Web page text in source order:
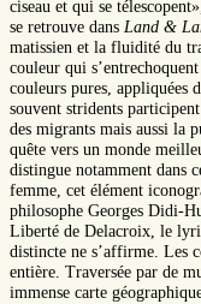
ciseau et qui se
se retrouve dans Land &
matissien et la fluidité du
couleur qui
couleurs pures, appliquées
souvent stridents
des migrants mais aussi la
quête vers un monde
distingue notamment dans
femme, cet élément
philosophe Georges Didi-
Liberté de Delacroix, le
distincte ne s’affirme. Les
entière. Traversée par de
immense carte